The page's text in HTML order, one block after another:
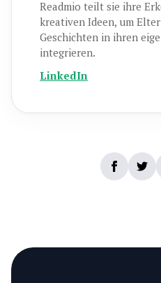
Readmio teilt sie ihre
kreativen Ideen, um
Geschichten in ihren
integrieren.
LinkedIn